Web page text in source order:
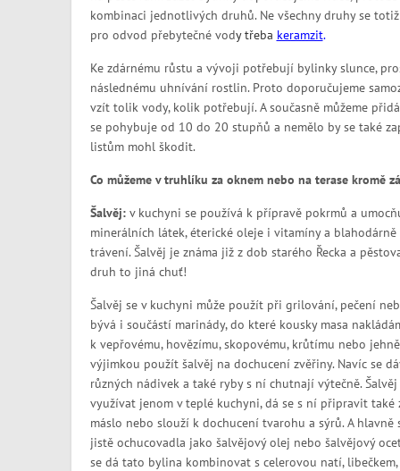
kombinaci jednotlivých druhů. Ne všechny druhy se
pro odvod přebytečné vodytřeba keramzit.
Ke zdárnému růstu a vývoji potřebují bylinky slunce,
následnému uhnívání rostlin. Proto doporučujeme
vzít tolik vody, kolik potřebují. A současně můžeme
se pohybuje od 10 do 20 stupňů a nemělo by se také
listům mohl škodit.
Co můžeme v truhlíku za oknem nebo na terase kromě
Šalvěj: v kuchyni se používá k přípravě pokrmů a
minerálních látek, éterické oleje i vitamíny a
trávení. Šalvěj je známa již z dob starého Řecka a
druh to jiná chuť!
Šalvěj se v kuchyni může použít při grilování, pečení
bývá i součástí marinády, do které kousky masa
k vepřovému, hovězímu, skopovému, krůtímu nebo
výjimkou použít šalvěj na dochucení zvěřiny. Navíc se
různých nádivek a také ryby s ní chutnají výtečně.
využívat jenom v teplé kuchyni, dá se s ní připravit také
máslo nebo slouží k dochucení tvarohu a sýrů. A hlavně
jistě ochucovadla jako šalvějový olej nebo šalvějový
se dá tato bylina kombinovat s celerovou natí,